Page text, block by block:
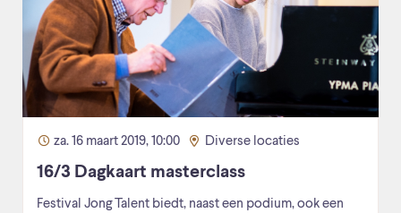
za. 16 maart 2019, 10:00 Diverse locaties
16/3 Dagkaart masterclass
Festival Jong Talent biedt, naast een podium, ook een